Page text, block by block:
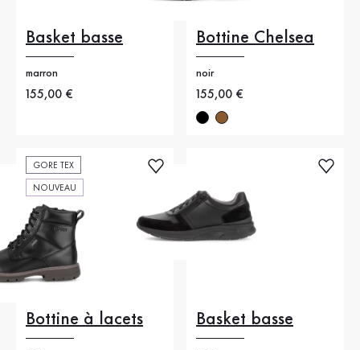
Basket basse
marron
Nouveau prix
155,00 €
Bottine Chelsea
noir
Nouveau prix
155,00 €
GORE TEX
NOUVEAU
Bottine à lacets Basket basse